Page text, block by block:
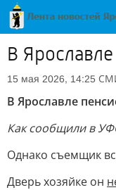
В
15 мая 2026, 14:25
В Ярославле
Как сообщили в
Однако съемщик
Дверь хозяйке он